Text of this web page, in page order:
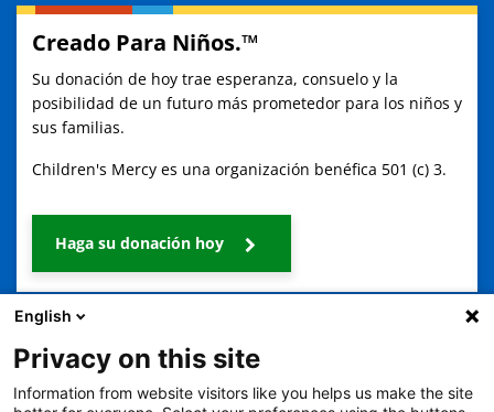
Creado Para Niños.™
Su donación de hoy trae esperanza, consuelo y la
posibilidad de un futuro más prometedor para los niños y
sus familias.
Children's Mercy es una organización benéfica 501 (c) 3.
Haga su donación hoy
English
Privacy on this site
Information from website visitors like you helps us make the site